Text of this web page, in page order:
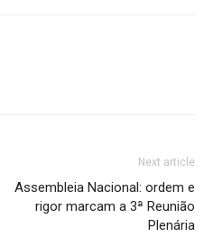
Next article
Assembleia Nacional: ordem e
rigor marcam a 3ª Reunião
Plenária